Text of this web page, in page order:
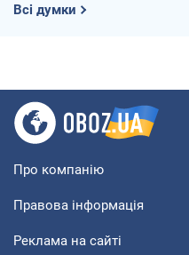
Всі думки
Про компанію
Правова інформація
Реклама на сайті